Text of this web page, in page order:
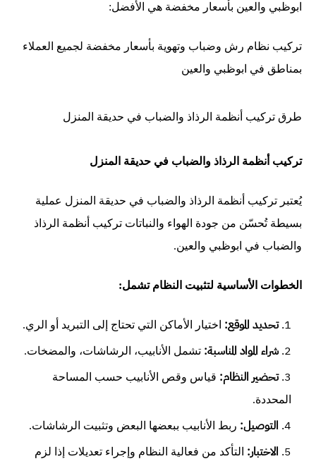
ابوظبي والعين بأسعار مخفضة هي الأفضل:
تركيب نظام رش وضباب وتهوية بأسعار مخفضة لجميع العملاء
بمناطق في ابوظبي والعين
طرق تركيب أنظمة الرذاذ والضباب في حديقة المنزل
تركيب أنظمة الرذاذ والضباب في حديقة المنزل
يُعتبر تركيب أنظمة الرذاذ والضباب في حديقة المنزل عملية
بسيطة تُحسّن من جودة الهواء والنباتات تركيب أنظمة الرذاذ
والضباب في ابوظبي والعين.
الخطوات الأساسية لتثبيت النظام تشمل:
تحديد الموقع: اختيار الأماكن التي تحتاج إلى التبريد أو الري.
شراء المواد المناسبة: تشمل الأنابيب، الرشاشات، والمضخات.
تحضير النظام: قياس وقص الأنابيب حسب المساحة
المحددة.
التوصيل: ربط الأنابيب ببعضها البعض وتثبيت الرشاشات.
الاختبار: التأكد من فعالية النظام وإجراء تعديلات إذا لزم